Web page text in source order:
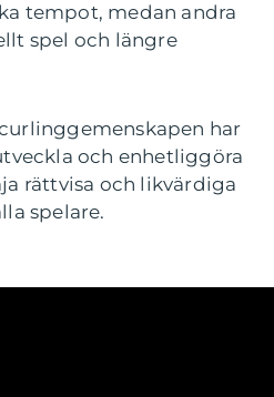
tempot, medan andra
spel och längre
har
och enhetliggöra
rättvisa och likvärdiga
spelare.